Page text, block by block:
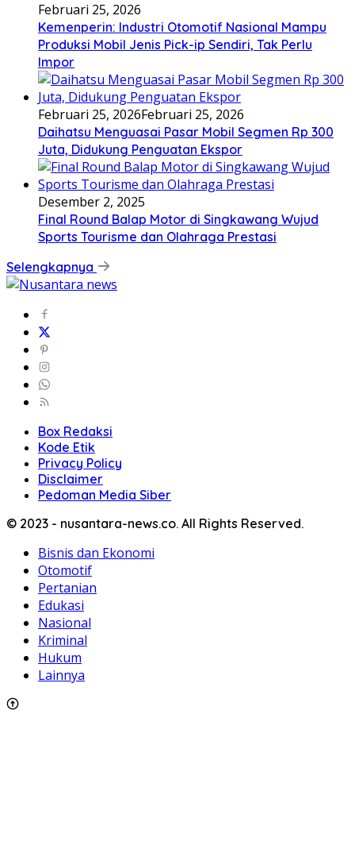
Februari 25, 2026
Kemenperin: Industri Otomotif Nasional Mampu
Produksi Mobil Jenis Pick-ip Sendiri, Tak Perlu
Impor
Februari 25, 2026Februari 25, 2026
Daihatsu Menguasai Pasar Mobil Segmen Rp 300
Juta, Didukung Penguatan Ekspor
Desember 2, 2025
Final Round Balap Motor di Singkawang Wujud
Sports Tourisme dan Olahraga Prestasi
Selengkapnya
Box Redaksi
Kode Etik
Privacy Policy
Disclaimer
Pedoman Media Siber
© 2023 - nusantara-news.co. All Rights Reserved.
Bisnis dan Ekonomi
Otomotif
Pertanian
Edukasi
Nasional
Kriminal
Hukum
Lainnya